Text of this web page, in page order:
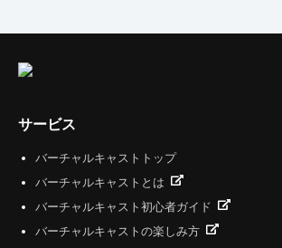
サービス
バーチャルキャストトップ
バーチャルキャストとは
バーチャルキャスト初心者ガイド
バーチャルキャストの楽しみ方